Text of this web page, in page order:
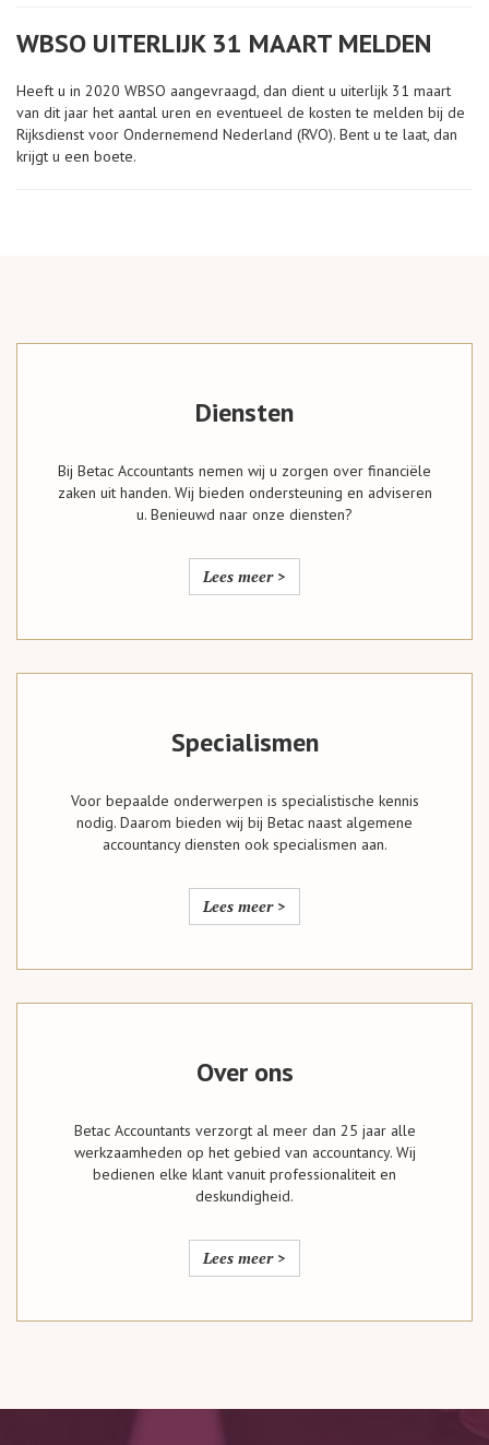
WBSO UITERLIJK 31 MAART MELDEN
Heeft u in 2020 WBSO aangevraagd, dan dient u uiterlijk 31 maart
van dit jaar het aantal uren en eventueel de kosten te melden bij de
Rijksdienst voor Ondernemend Nederland (RVO). Bent u te laat, dan
krijgt u een boete.
Diensten
Bij Betac Accountants nemen wij u zorgen over financiële
zaken uit handen. Wij bieden ondersteuning en adviseren
u. Benieuwd naar onze diensten?
Lees meer >
Specialismen
Voor bepaalde onderwerpen is specialistische kennis
nodig. Daarom bieden wij bij Betac naast algemene
accountancy diensten ook specialismen aan.
Lees meer >
Over ons
Betac Accountants verzorgt al meer dan 25 jaar alle
werkzaamheden op het gebied van accountancy. Wij
bedienen elke klant vanuit professionaliteit en
deskundigheid.
Lees meer >